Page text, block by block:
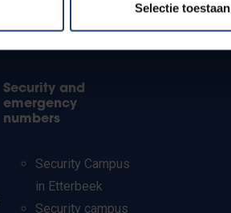
Selectie toestaan
Security and
emergency
numbers
Security Campus
in Etterbeek
Security campus